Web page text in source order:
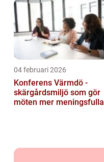
04 februari 2026
Konferens Värmdö -
skärgårdsmiljö som gör
möten mer meningsfulla